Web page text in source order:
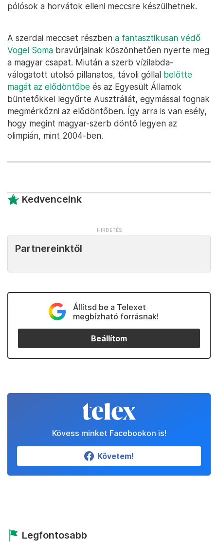
pólósok a horvátok elleni meccsre készülhetnek.
A szerdai meccset részben a fantasztikusan védő
Vogel Soma bravúrjainak köszönhetően nyerte meg
a magyar csapat. Miután a szerb vízilabda-
válogatott utolsó pillanatos, távoli góllal belőtte
magát az elődöntőbe és az Egyesült Államok
büntetőkkel legyűrte Ausztráliát, egymással fognak
megmérkőzni az elődöntőben. Így arra is van esély,
hogy megint magyar-szerb döntő legyen az
olimpián, mint 2004-ben.
Kedvenceink
Partnereinktől
Állítsd be a Telexet
megbízható forrásnak!
Beállítom
Kövess minket Facebookon is!
Követem!
Legfontosabb